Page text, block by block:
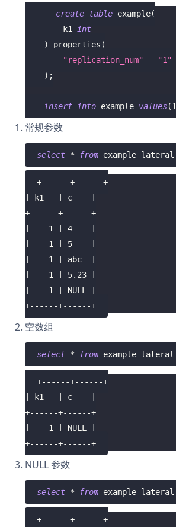
create table example(
        k1
int
)
properties (
"replication_num" =
"1"
) ;
insert into example values(1
常规参数
select * from example lateral
+------+------+
| k1   | c    |
+------+------+
|    1 | 4    |
|    1 | 5    |
|    1 | abc  |
|    1 | 5.23 |
|    1 | NULL |
+------+------+
空数组
select * from example lateral
+------+------+
| k1   | c    |
+------+------+
|    1 | NULL |
+------+------+
NULL 参数
select * from example lateral
+------+------+